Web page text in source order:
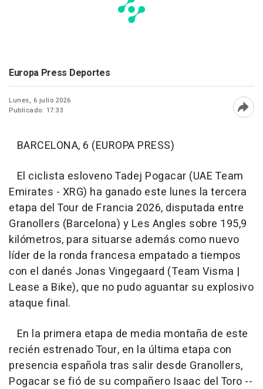
Europa Press Deportes
Lunes, 6 julio 2026
Publicado: 17:33
BARCELONA, 6 (EUROPA PRESS)
El ciclista esloveno Tadej Pogacar (UAE Team
Emirates - XRG) ha ganado este lunes la tercera
etapa del Tour de Francia 2026, disputada entre
Granollers (Barcelona) y Les Angles sobre 195,9
kilómetros, para situarse además como nuevo
líder de la ronda francesa empatado a tiempos
con el danés Jonas Vingegaard (Team Visma |
Lease a Bike), que no pudo aguantar su explosivo
ataque final.
En la primera etapa de media montaña de este
recién estrenado Tour, en la última etapa con
presencia española tras salir desde Granollers,
Pogacar se fió de su compañero Isaac del Toro --